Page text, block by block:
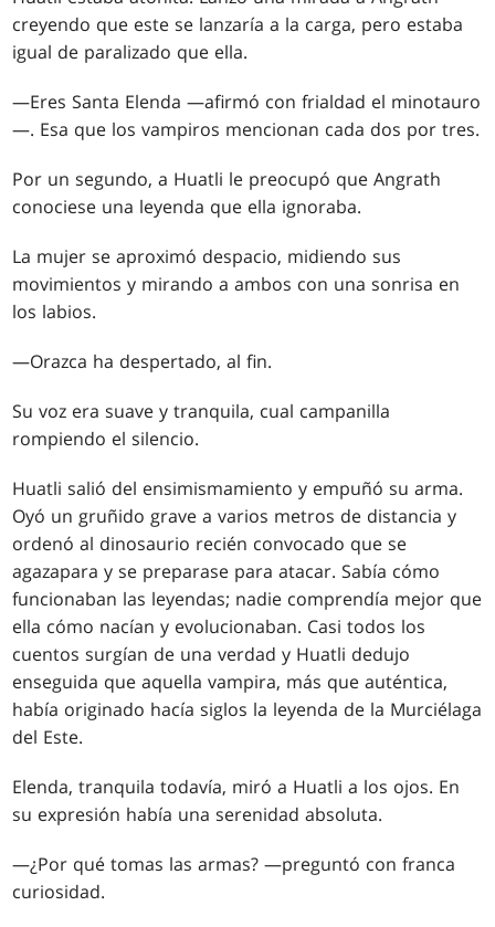
creyendo que este se lanzaría a la carga, pero estaba
igual de paralizado que ella.
—Eres Santa Elenda —afirmó con frialdad el minotauro
—. Esa que los vampiros mencionan cada dos por tres.
Por un segundo, a Huatli le preocupó que Angrath
conociese una leyenda que ella ignoraba.
La mujer se aproximó despacio, midiendo sus
movimientos y mirando a ambos con una sonrisa en
los labios.
—Orazca ha despertado, al fin.
Su voz era suave y tranquila, cual campanilla
rompiendo el silencio.
Huatli salió del ensimismamiento y empuñó su arma.
Oyó un gruñido grave a varios metros de distancia y
ordenó al dinosaurio recién convocado que se
agazapara y se preparase para atacar. Sabía cómo
funcionaban las leyendas; nadie comprendía mejor que
ella cómo nacían y evolucionaban. Casi todos los
cuentos surgían de una verdad y Huatli dedujo
enseguida que aquella vampira, más que auténtica,
había originado hacía siglos la leyenda de la Murciélaga
del Este.
Elenda, tranquila todavía, miró a Huatli a los ojos. En
su expresión había una serenidad absoluta.
—¿Por qué tomas las armas? —preguntó con franca
curiosidad.